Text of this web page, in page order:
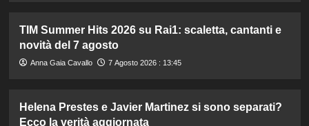
TIM Summer Hits 2026 su Rai1: scaletta, cantanti e
novità del 7 agosto
Anna Gaia Cavallo 7 Agosto 2026 : 13:45
Helena Prestes e Javier Martinez si sono separati?
Ecco la verità aggiornata